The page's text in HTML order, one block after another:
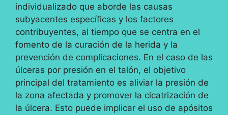
individualizado que aborde las causas
subyacentes específicas y los factores
contribuyentes, al tiempo que se centra en el
fomento de la curación de la herida y la
prevención de complicaciones. En el caso de las
úlceras por presión en el talón, el objetivo
principal del tratamiento es aliviar la presión de
la zona afectada y promover la cicatrización de
la úlcera. Esto puede implicar el uso de apósitos